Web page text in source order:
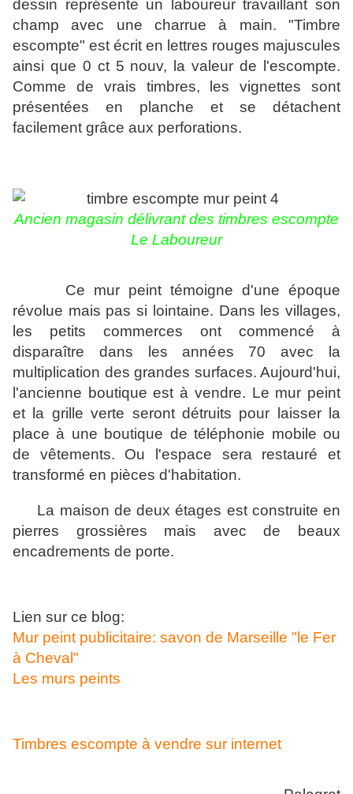
dessin représente un laboureur travaillant son
champ avec une charrue à main. "Timbre
escompte" est écrit en lettres rouges majuscules
ainsi que 0 ct 5 nouv, la valeur de l'escompte.
Comme de vrais timbres, les vignettes sont
présentées en planche et se détachent
facilement grâce aux perforations.
Ancien magasin délivrant des timbres escompte
Le Laboureur
Ce mur peint témoigne d'une époque
révolue mais pas si lointaine. Dans les villages,
les petits commerces ont commencé à
disparaître dans les années 70 avec la
multiplication des grandes surfaces. Aujourd'hui,
l'ancienne boutique est à vendre. Le mur peint
et la grille verte seront détruits pour laisser la
place à une boutique de téléphonie mobile ou
de vêtements. Ou l'espace sera restauré et
transformé en pièces d'habitation.
La maison de deux étages est construite en
pierres grossières mais avec de beaux
encadrements de porte.
Lien sur ce blog:
Mur peint publicitaire: savon de Marseille "le Fer
à Cheval"
Les murs peints
Timbres escompte à vendre sur internet